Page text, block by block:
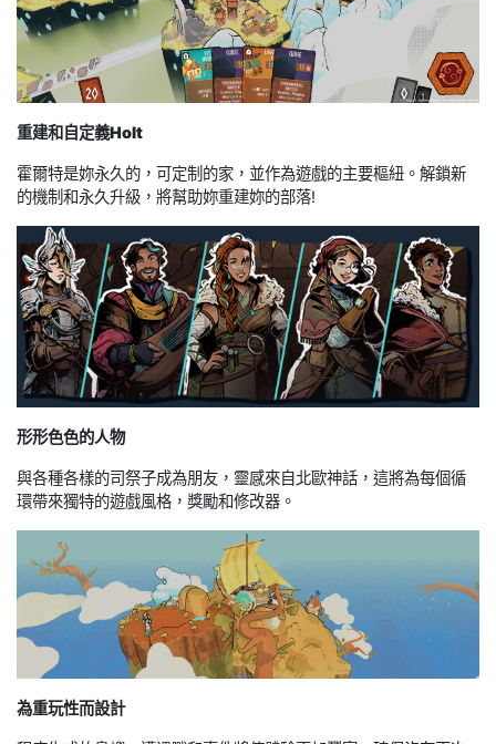
重建和自定義Holt
霍爾特是妳永久的，可定制的家，並作為遊戲的主要樞紐。解鎖新
的機制和永久升級，將幫助妳重建妳的部落!
形形色色的人物
與各種各樣的司祭子成為朋友，靈感來自北歐神話，這將為每個循
環帶來獨特的遊戲風格，獎勵和修改器。
為重玩性而設計